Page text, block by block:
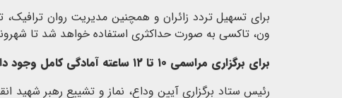
برای تسهیل تردد زائران و همچنین مدیریت روان
ون، تاکسی به صورت حداکثری استفاده خواهد شد تا
برای برگزاری مراسمی ۱۰ تا ۱۲ ساعته آمادگی کامل وجود دارد